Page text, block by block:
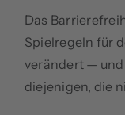
Das
Spielregeln für
verändert —
diejenigen, die